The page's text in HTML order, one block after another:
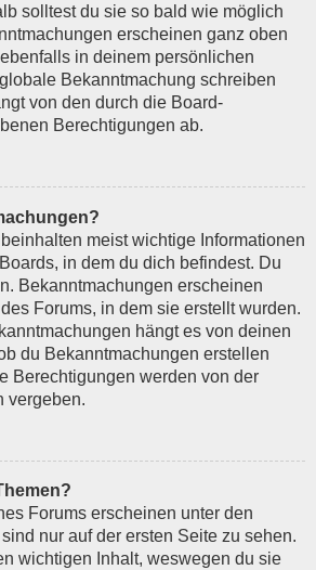
solltest du sie so bald wie möglich
erscheinen ganz oben
in deinem persönlichen
Bekanntmachung schreiben
von den durch die Board-
Berechtigungen ab.
meist wichtige Informationen
in dem du dich befindest. Du
Bekanntmachungen erscheinen
Forums, in dem sie erstellt wurden.
hängt es von deinen
du Bekanntmachungen erstellen
Berechtigungen werden von der
vergeben.
Forums erscheinen unter den
nur auf der ersten Seite zu sehen.
wichtigen Inhalt, weswegen du sie